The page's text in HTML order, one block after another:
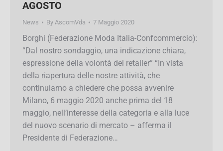
AGOSTO
News By AscomVda 7 Maggio 2020
Borghi (Federazione Moda Italia-
Confcommercio): “Dal nostro sondaggio, una
indicazione chiara, espressione della volontà dei
retailer” “In vista della riapertura delle nostre
attività, che continuiamo a chiedere che possa
avvenire Milano, 6 maggio 2020 anche prima
del 18 maggio, nell’interesse della categoria e
alla luce del nuovo scenario di mercato –
afferma il Presidente di Federazione…